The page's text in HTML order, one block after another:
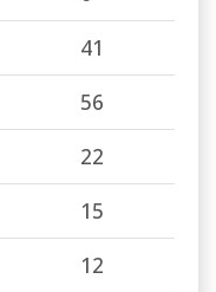
41
56
22
15
12